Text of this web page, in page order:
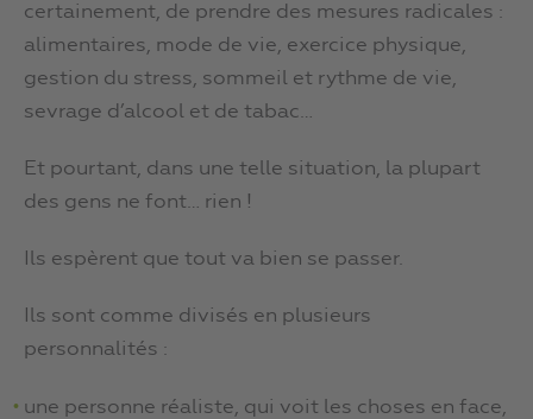
certainement, de prendre des mesures radicales :
alimentaires, mode de vie, exercice physique,
gestion du stress, sommeil et rythme de vie,
sevrage d’alcool et de tabac…
Et pourtant, dans une telle situation, la plupart
des gens ne font… rien !
Ils espèrent que tout va bien se passer.
Ils sont comme divisés en plusieurs
personnalités :
une personne réaliste, qui voit les choses en face,